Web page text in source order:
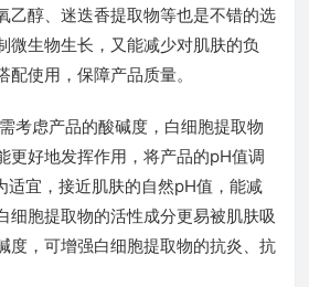
乙醇、迷迭香提取物等也是不错的选
微生物生长，又能减少对肌肤的负
使用，保障产品质量。
考虑产品的酸碱度，白细胞提取物
更好地发挥作用，将产品的pH值调
适宜，接近肌肤的自然pH值，能减
细胞提取物的活性成分更易被肌肤吸
度，可增强白细胞提取物的抗炎、抗